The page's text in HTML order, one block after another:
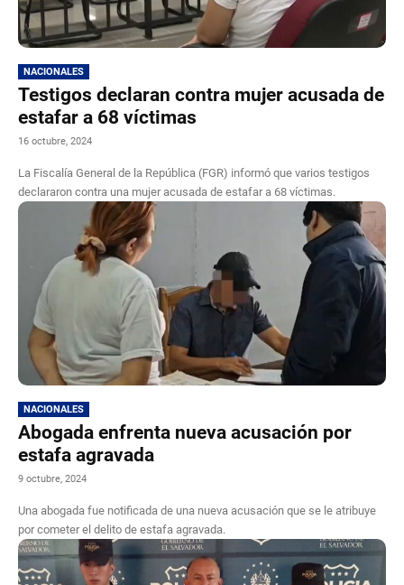
NACIONALES
Testigos declaran contra mujer acusada de
estafar a 68 víctimas
16 octubre, 2024
La Fiscalía General de la República (FGR) informó que varios testigos
declararon contra una mujer acusada de estafar a 68 víctimas.
NACIONALES
Abogada enfrenta nueva acusación por
estafa agravada
9 octubre, 2024
Una abogada fue notificada de una nueva acusación que se le atribuye
por cometer el delito de estafa agravada.